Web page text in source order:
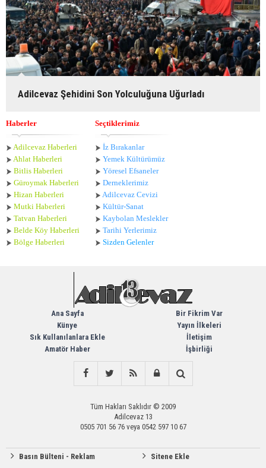
Adilcevaz Şehidini Son Yolculuğuna Uğurladı
Haberler
Adilcevaz Haberleri
Ahlat Haberleri
Bitlis Haberleri
Güroymak Haberleri
Hizan Haberleri
Mutki Haberleri
Tatvan Haberleri
Belde Köy Haberleri
Bölge Haberleri
Seçtiklerimiz
İz Bırakanlar
Yemek Kültürümüz
Yöresel Efsaneler
Derneklerimiz
Adilcevaz Cevizi
Kültür-Sanat
Kaybolan Meslekler
Tarihi Yerlerimiz
Sizden Gelenler
Ana Sayfa
Künye
Sık Kullanılanlara Ekle
Amatör Haber
Bir Fikrim Var
Yayın İlkeleri
İletişim
İşbirliği
Tüm Hakları Saklıdır © 2009
Adilcevaz 13
0505 701 56 76 veya 0542 597 10 67
Basın Bülteni - Reklam
Sitene Ekle